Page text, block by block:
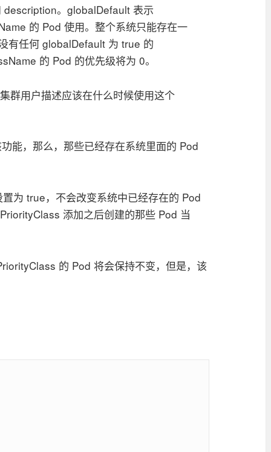
。globalDefault 表示
的 Pod 使用。整个系统只能存在一
有任何 globalDefault 为 true 的
的 Pod 的优先级将为 0。
群用户描述应该在什么时候使用这个
能，那么，那些已经存在系统里面的 Pod
为 true，不会改变系统中已经存在的 Pod
添加之后创建的那些 Pod 当
的 Pod 将会保持不变，但是，该